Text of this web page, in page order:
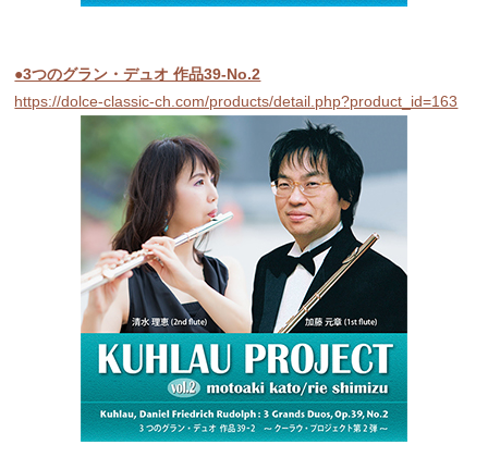
●3つのグラン・デュオ 作品39-No.2
https://dolce-classic-ch.com/products/detail.php?product_id=163